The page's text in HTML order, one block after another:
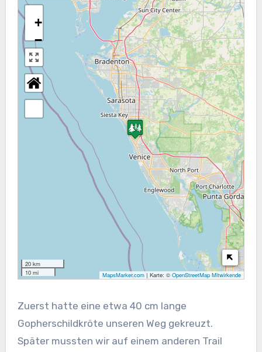
+
−
20 km
10 mi
MapsMarker.com | Karte: ©OpenStreetMap Mitwirkende
Zuerst hatte eine etwa 40 cm lange
Gopherschildkröte unseren Weg gekreuzt.
Später mussten wir auf einem anderen Trail